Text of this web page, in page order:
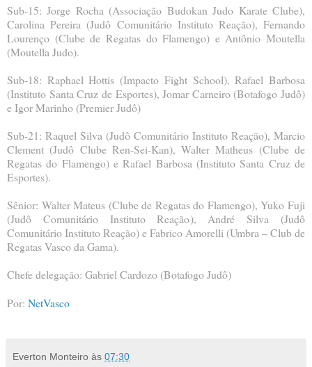
Sub-15: Jorge Rocha (Associação Budokan Judo Karate Clube),
Carolina Pereira (Judô Comunitário Instituto Reação), Fernando
Lourenço (Clube de Regatas do Flamengo) e Antônio Moutella
(Moutella Judo).
Sub-18: Raphael Hottis (Impacto Fight School), Rafael Barbosa
(Instituto Santa Cruz de Esportes), Jomar Carneiro (Botafogo Judô)
e Igor Marinho (Premier Judô)
Sub-21: Raquel Silva (Judô Comunitário Instituto Reação), Marcio
Clement (Judô Clube Ren-Sei-Kan), Walter Matheus (Clube de
Regatas do Flamengo) e Rafael Barbosa (Instituto Santa Cruz de
Esportes).
Sênior: Walter Mateus (Clube de Regatas do Flamengo), Yuko Fuji
(Judô Comunitário Instituto Reação), André Silva (Judô
Comunitário Instituto Reação) e Fabrico Amorelli (Umbra – Club de
Regatas Vasco da Gama).
Chefe delegação: Gabriel Cardozo (Botafogo Judô)
Por: NetVasco
Everton Monteiro às 07:30